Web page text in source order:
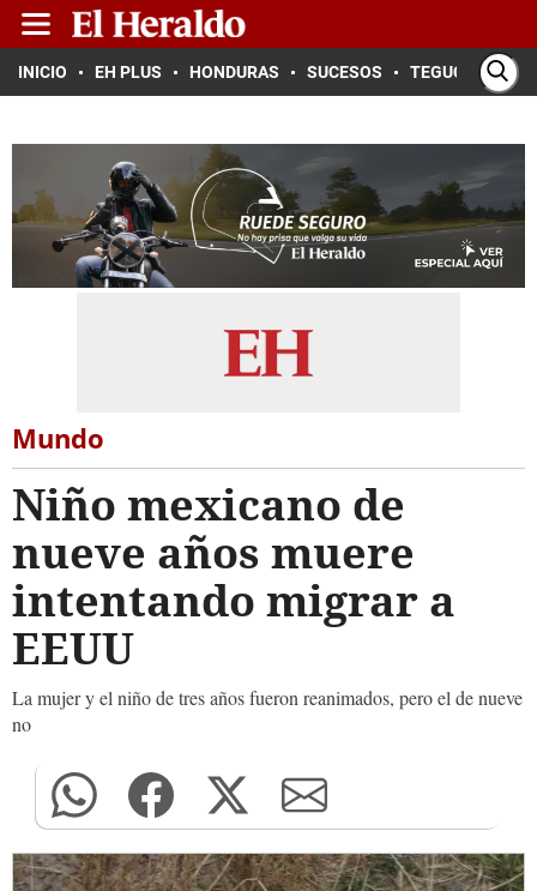
INICIO EH PLUS HONDURAS SUCESOS TEGUCIGALPA
Mundo
Niño mexicano de
nueve años muere
intentando migrar a
EEUU
La mujer y el niño de tres años fueron reanimados, pero el de nueve
no